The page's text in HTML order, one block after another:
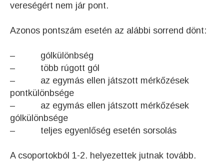
vereségért nem jár pont.
Azonos pontszám esetén az alábbi sorrend dönt:
– gólkülönbség
– több rúgott gól
– az egymás ellen játszott mérkőzések
pontkülönbsége
– az egymás ellen játszott mérkőzések
gólkülönbsége
– teljes egyenlőség esetén sorsolás
A csoportokból 1-2. helyezettek jutnak tovább.